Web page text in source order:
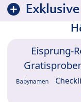
Eisprung-
Babynamen